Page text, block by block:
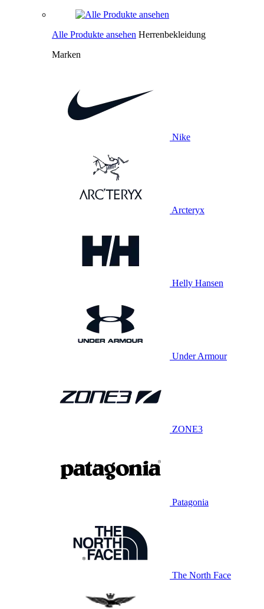
Alle Produkte ansehen Herrenbekleidung
Marken
Nike
Arcteryx
Helly Hansen
Under Armour
ZONE3
Patagonia
The North Face